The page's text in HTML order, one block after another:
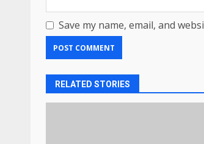
Save my name, email, and
RELATED STORIES